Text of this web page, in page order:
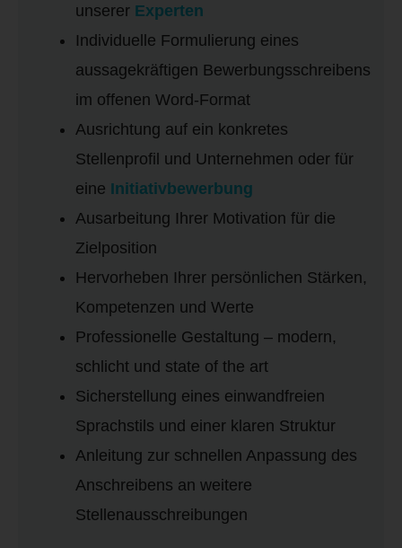
unserer Experten
Individuelle Formulierung eines
aussagekräftigen Bewerbungsschreibens
im offenen Word-Format
Ausrichtung auf ein konkretes
Stellenprofil und Unternehmen oder für
eine Initiativbewerbung
Ausarbeitung Ihrer Motivation für die
Zielposition
Hervorheben Ihrer persönlichen Stärken,
Kompetenzen und Werte
Professionelle Gestaltung – modern,
schlicht und state of the art
Sicherstellung eines einwandfreien
Sprachstils und einer klaren Struktur
Anleitung zur schnellen Anpassung des
Anschreibens an weitere
Stellenausschreibungen